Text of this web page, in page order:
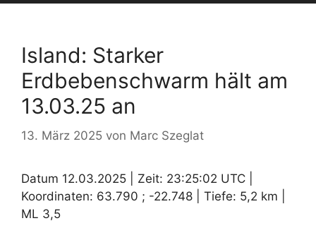
Island: Starker
Erdbebenschwarm hält am
13.03.25 an
13. März 2025 von Marc Szeglat
Datum 12.03.2025 | Zeit: 23:25:02 UTC |
Koordinaten: 63.790 ; -22.748 | Tiefe: 5,2 km |
ML 3,5